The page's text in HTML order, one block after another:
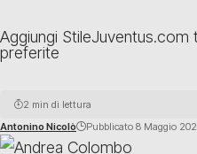
Aggiungi StileJuventus.com
preferite
Antonino Nicolò Pubblicato 8 Maggio
2 min di lettura